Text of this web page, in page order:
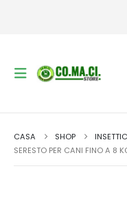
CASA SHOP
SERESTO PER CANI FINO A 8